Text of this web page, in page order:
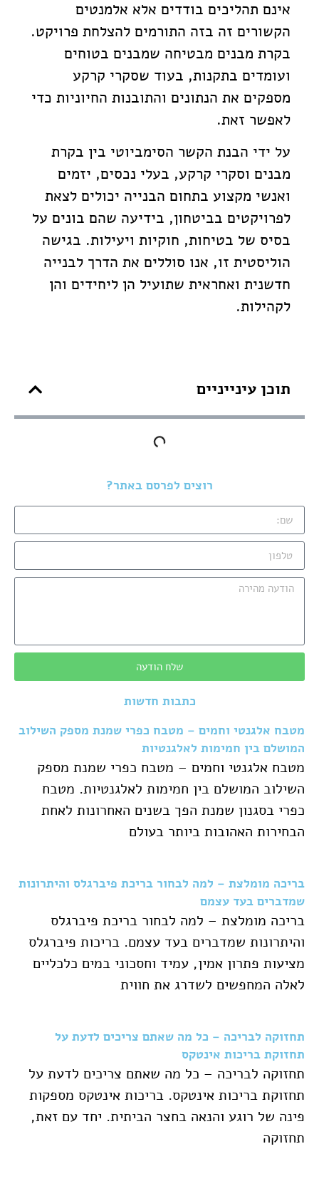
אינם תהליכים בודדים אלא אלמנטים
הקשורים זה בזה התורמים להצלחת פרויקט.
בקרת מבנים מבטיחה שמבנים בטוחים
ועומדים בתקנות, בעוד שסקרי קרקע
מספקים את הנתונים והתובנות החיוניות כדי
לאפשר זאת.
על ידי הבנת הקשר הסימביוטי בין בקרת
מבנים וסקרי קרקע, בעלי נכסים, יזמים
ואנשי מקצוע בתחום הבנייה יכולים לצאת
לפרויקטים בביטחון, בידיעה שהם בונים על
בסיס של בטיחות, חוקיות ויעילות. בגישה
הוליסטית זו, אנו סוללים את הדרך לבנייה
חדשנית ואחראית שתועיל הן ליחידים והן
לקהילות.
תוכן עינייניים
רוצים לפרסם באתר?
שלח הודעה
כתבות חדשות
מטבח אלגנטי וחמים – מטבח כפרי שמנת מספק השילוב
המושלם בין חמימות לאלגנטיות
מטבח אלגנטי וחמים – מטבח כפרי שמנת מספק
השילוב המושלם בין חמימות לאלגנטיות. מטבח
כפרי בסגנון שמנת הפך בשנים האחרונות לאחת
הבחירות האהובות ביותר בעולם
בריכה מומלצת – למה לבחור בריכת פיברגלס והיתרונות
שמדברים בעד עצמם
בריכה מומלצת – למה לבחור בריכת פיברגלס
והיתרונות שמדברים בעד עצמם. בריכות פיברגלס
מציעות פתרון אמין, עמיד וחסכוני במים כלכליים
לאלה המחפשים לשדרג את חווית
תחזוקה לבריכה – כל מה שאתם צריכים לדעת על
תחזוקת בריכות אינטקס
תחזוקה לבריכה – כל מה שאתם צריכים לדעת על
תחזוקת בריכות אינטקס. בריכות אינטקס מספקות
פינה של רוגע והנאה בחצר הביתית. יחד עם זאת,
תחזוקה